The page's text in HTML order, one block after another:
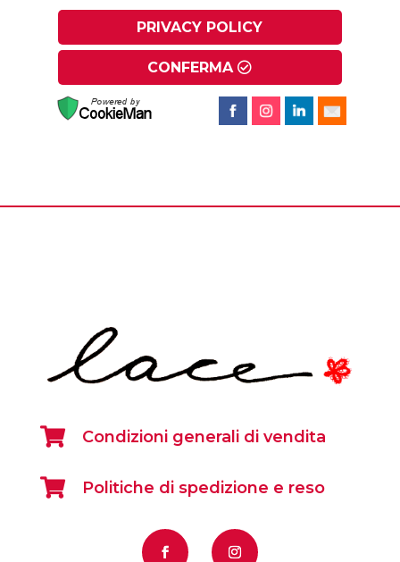
PRIVACY POLICY
CONFERMA
 Condizioni generali di vendita
 Politiche di spedizione e reso